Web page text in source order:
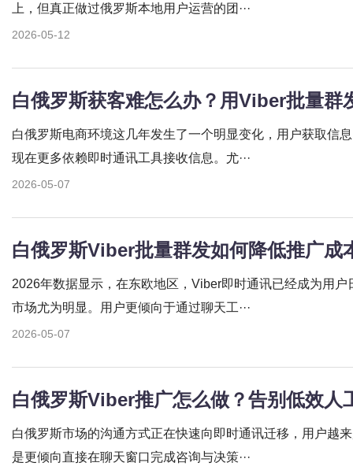
上，但真正做过俄罗斯本地用户运营的团···
2026-05-12
白俄罗斯电商环境这几年发生了一个明显变化，用户获取信
现在更多依赖即时通讯工具接收信息。尤···
2026-05-07
2026年数据显示，在东欧地区，Viber即时通讯已经成为用
市场尤为明显。用户更倾向于通过聊天工···
2026-05-07
白俄罗斯市场的沟通方式正在快速向即时通讯迁移，用户越
是更倾向直接在聊天窗口完成咨询与决策···